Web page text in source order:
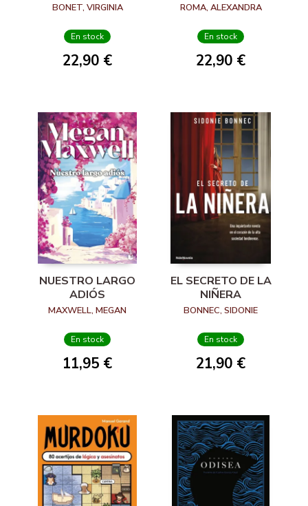
BONET, VIRGINIA
En stock
22,90 €
ROMA, ALEXANDRA
En stock
22,90 €
NUESTRO LARGO
ADIÓS
MAXWELL, MEGAN
En stock
11,95 €
EL SECRETO DE LA
NIÑERA
BONNEC, SIDONIE
En stock
21,90 €